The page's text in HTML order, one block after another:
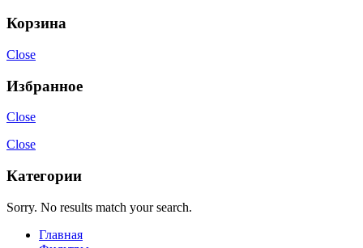
Корзина
Close
Избранное
Close
Close
Категории
Sorry. No results match your search.
Главная